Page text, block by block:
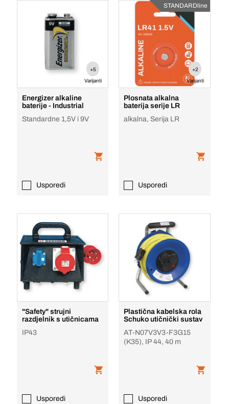
+5
Varijanti
Energizer alkaline
baterije - Industrial
Standardne 1,5V i 9V
Usporedi
STANDARDline
+2
Varijanti
Plosnata alkalna
baterija serije LR
alkalna, Serija LR
Usporedi
"Safety" strujni
razdjelnik s utičnicama
IP43
Usporedi
Plastična kabelska rola
Schuko utičnički sustav
AT-N07V3V3-F3G15
(K35), IP 44, 40 m
Usporedi